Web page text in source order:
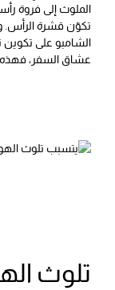
الملوث إلى فروة
تكوّن قشرة الرأس.
الشامبو على تكوين
عشاق السفر،
تلوث